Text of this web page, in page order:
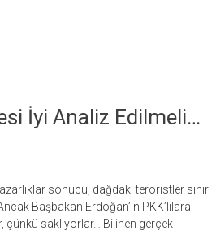
İyi Analiz Edilmeli…
sonucu, dağdaki teröristler sınır
Başbakan Erdoğan’ın PKK’lılara
saklıyorlar… Bilinen gerçek